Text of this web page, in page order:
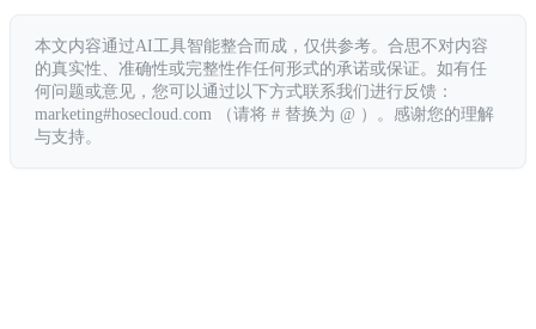
本文内容通过AI工具智能整合而成，仅供参考。合思不对内容
的真实性、准确性或完整性作任何形式的承诺或保证。如有任
何问题或意见，您可以通过以下方式联系我们进行反馈：
marketing#hosecloud.com （请将 # 替换为 @ ）。感谢您的理解
与支持。